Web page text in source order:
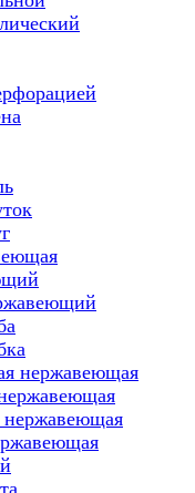
нержавеющая
нержавеющая